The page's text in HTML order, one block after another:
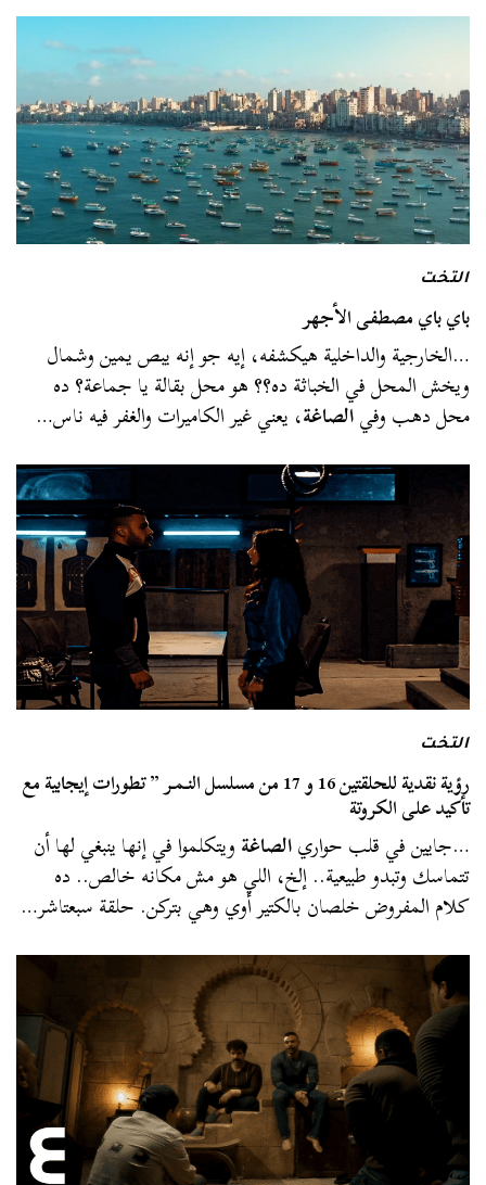
التخت
باي باي مصطفى الأجهر
…الخارجية والداخلية هيكشفه، إيه جو إنه يبص يمين وشمال
ويخش المحل في الخباثة ده؟؟ هو محل بقالة يا جماعة؟ ده
محل دهب وفيالصاغة، يعني غير الكاميرات والغفر فيه ناس…
التخت
رؤية نقدية للحلقتين 16 و 17 من مسلسل النـمـر ” تطورات إيجابية مع
تأكيد على الكروتة
…جايين في قلب حواريالصاغةويتكلموا في إنها ينبغي لها أن
تتماسك وتبدو طبيعية.. إلخ، اللي هو مش مكانه خالص.. ده
كلام المفروض خلصان بالكتير أوي وهي بتركن. حلقة سبعتاشر…